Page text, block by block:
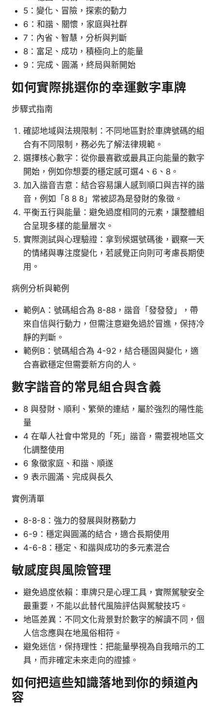
5：變化、冒險，探索的動力
6：和諧、關懷，家庭與社群
7：內省、智慧，分析與判斷
8：富足、成功，積極向上的能量
9：完成、圓滿，終局與新開始
如何實際挑選你的幸運數字車牌
步驟式指南
確認地域與法規限制：不同地區對於車牌號碼的組
合有不同限制，務必先了解法律規範。
選擇核心數字：從你最喜歡或最具正向能量的數字
開始，例如你想要的穩定感可選4、6、8。
加入諧音吉意：結合容易讓人感到順口與吉祥的諧
音，例如「8 8 8」常被認為是發財的象徵。
平衡五行與能量：避免過度相同的元素，讓整體組
合呈現多樣的能量層次。
實際測試與心理驗證：拿到候選號碼後，觀察一天
的情緒與專注度變化，若感覺正向則可考慮長期使
用。
病例分析與範例
範例A：號碼組合為 8-88，諧音「發發發」，帶
來自信與行動力，但需注意避免過於冒進，保持冷
靜的判斷。
範例B：號碼組合為 4-92，結合穩固與變化，適
合喜歡穩定但需要新方向的人。
數字諧音的常見組合與含義
8 與發財、順利、繁榮的連結，屬於強烈的陽性能
量
4 在華人社會中常見的「死」諧音，需要視地區文
化調整使用
6 象徵家庭、和諧、順遂
9 表示圓滿、完成與長久
實例清單
8-8-8：強力的發展與財務動力
6-9：穩定與圓滿的結合，適合長期使用
4-6-8：穩定、和諧與成功的多元素混合
敏感度與風險管理
避免過度依賴：車牌只是心理工具，實際駕駛安全
最重要，不能以此替代風險評估與駕駛技巧。
地區差異：不同文化背景對於數字的解讀不同，個
人信念應與在地風俗相符。
避免迷信，保持理性：把能量學視為自我暗示的工
具，而非確定未來走向的證據。
如何把這些知識落地到你的頻道內
容